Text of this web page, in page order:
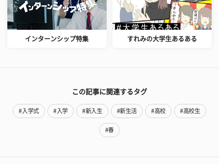
インターンシップ特集 すれみの大学生あるある
この記事に関連するタグ
#入学式 #入学 #新入生 #新生活 #高校 #高校生
#春